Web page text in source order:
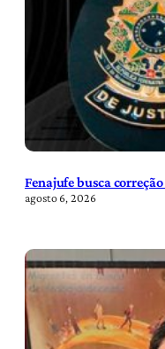
Fenajufe busca
agosto 6, 2026